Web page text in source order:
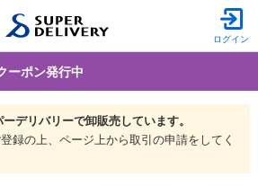
ログイン
ーポン発行中
ーデリバリーで卸販売しています。
録の上、ページ上から取引の申請をしてく